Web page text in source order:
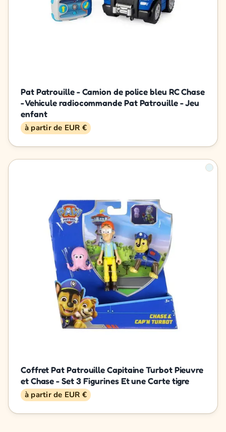
Pat Patrouille - Camion de police bleu RC Chase
- Vehicule radiocommande Pat Patrouille - Jeu
enfant
à partir de EUR €
Coffret Pat Patrouille Capitaine Turbot Pieuvre
et Chase - Set 3 Figurines Et une Carte tigre
à partir de EUR €